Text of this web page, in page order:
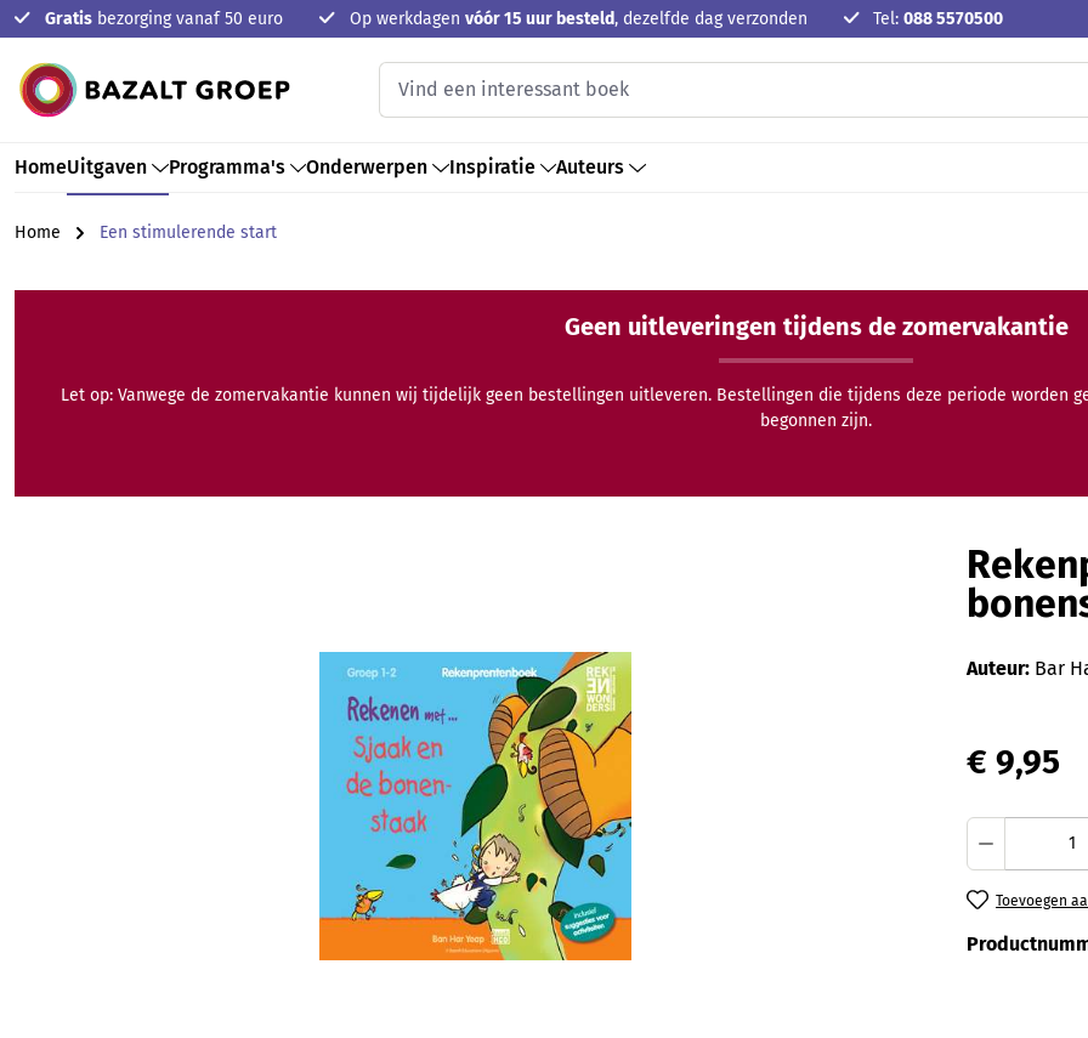
Ga naar de hoofdnavigatie
Gratisbezorging vanaf 50 euro Op werkdagen vóór 15 uur besteld, dezelfde dag verzonden Tel:088 5570500
HomeUitgaven Programma's Onderwerpen Inspiratie Auteurs
Home Een stimulerende start
Geen uitleveringen tijdens de zomervakantie
Let op: Vanwege de zomervakantie kunnen wij tijdelijk geen bestellingen uitleveren. Bestellingen die tijdens deze periode worden
begonnen zijn.
Auteur: Bar
€ 9,95
Toevoegen